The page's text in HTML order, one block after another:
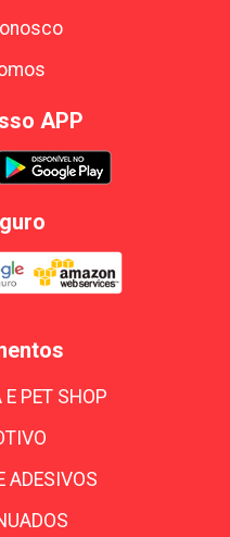
APP
E PET SHOP
ADESIVOS